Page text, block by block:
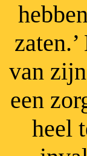
van
een
heel